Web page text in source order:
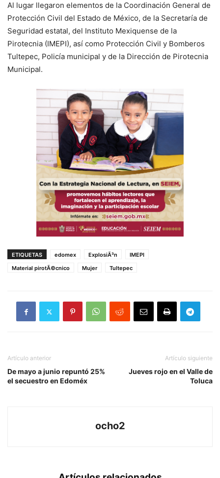
Al lugar llegaron elementos de la Coordinación General de
Protección Civil del Estado de México, de la Secretaría de
Seguridad estatal, del Instituto Mexiquense de la
Pirotecnia (IMEPI), así como Protección Civil y Bomberos
Tultepec, Policía municipal y de la Dirección de Pirotecnia
Municipal.
ETIQUETAS edomex ExplosiÃ³n
IMEPI
Material pirotÃ©cnico
Mujer Tultepec
Artículo anterior
De mayo a junio repuntó 25%
el secuestro en Edoméx
Artículo siguiente
Jueves rojo en el Valle de
Toluca
ocho2